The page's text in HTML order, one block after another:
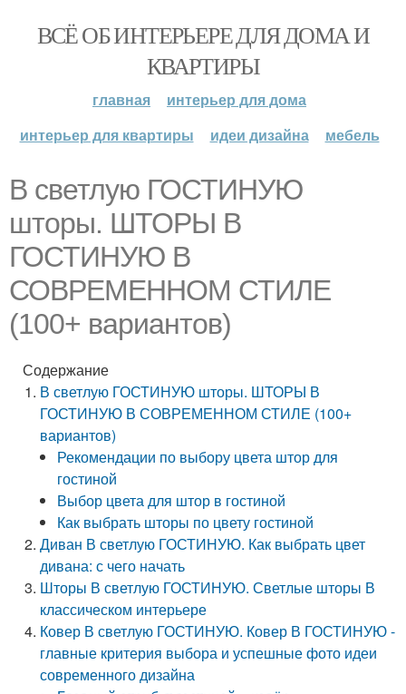
ВСЁ ОБ ИНТЕРЬЕРЕ ДЛЯ ДОМА И
КВАРТИРЫ
главная
интерьер для дома
интерьер для квартиры
идеи дизайна мебель
В светлую ГОСТИНУЮ
шторы. ШТОРЫ В
ГОСТИНУЮ В
СОВРЕМЕННОМ СТИЛЕ
(100+ вариантов)
Содержание
В светлую ГОСТИНУЮ шторы. ШТОРЫ В
ГОСТИНУЮ В СОВРЕМЕННОМ СТИЛЕ (100+
вариантов)
Рекомендации по выбору цвета штор для
гостиной
Выбор цвета для штор в гостиной
Как выбрать шторы по цвету гостиной
Диван В светлую ГОСТИНУЮ. Как выбрать цвет
дивана: с чего начать
Шторы В светлую ГОСТИНУЮ. Светлые шторы В
классическом интерьере
Ковер В светлую ГОСТИНУЮ. Ковер В ГОСТИНУЮ -
главные критерия выбора и успешные фото идеи
современного дизайна